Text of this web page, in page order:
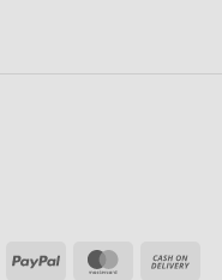
Visa PayPal